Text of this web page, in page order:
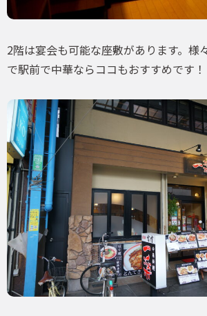
2階は宴会も可能な座敷があります。様
で駅前で中華ならココもおすすめです！